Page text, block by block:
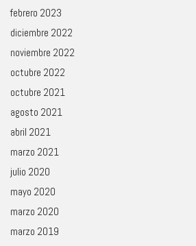
febrero 2023
diciembre 2022
noviembre 2022
octubre 2022
octubre 2021
agosto 2021
abril 2021
marzo 2021
julio 2020
mayo 2020
marzo 2020
marzo 2019